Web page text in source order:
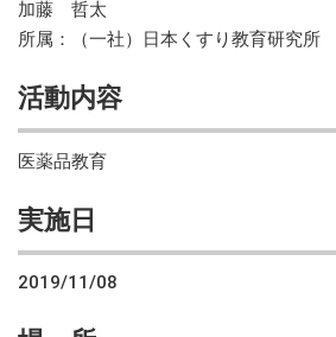
加藤 哲太
所属：（一社）日本くすり教育研究所
活動内容
医薬品教育
実施日
2019/11/08